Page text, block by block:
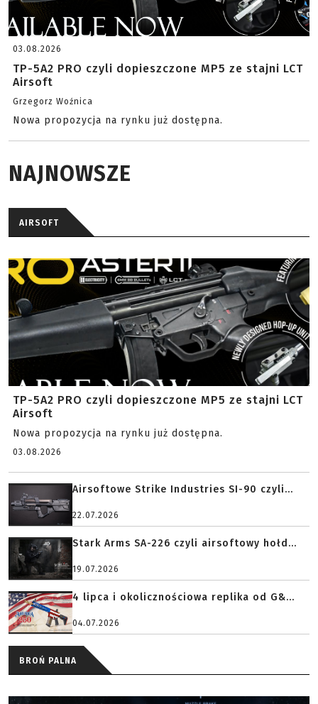
03.08.2026
TP-5A2 PRO czyli dopieszczone MP5 ze stajni LCT
Airsoft
Grzegorz Woźnica
Nowa propozycja na rynku już dostępna.
NAJNOWSZE
AIRSOFT
TP-5A2 PRO czyli dopieszczone MP5 ze stajni LCT
Airsoft
Nowa propozycja na rynku już dostępna.
03.08.2026
Airsoftowe Strike Industries SI-90 czyli...
22.07.2026
Stark Arms SA-226 czyli airsoftowy hołd...
19.07.2026
4 lipca i okolicznościowa replika od G&...
04.07.2026
BROŃ PALNA